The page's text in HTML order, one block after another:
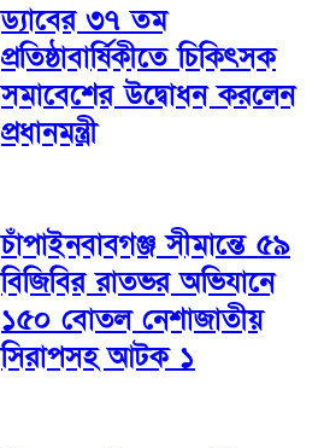
ড্যাবের ৩৭ তম
প্রতিষ্ঠাবার্ষিকীতে চিকিৎসক
সমাবেশের উদ্বোধন করলেন
প্রধানমন্ত্রী
চাঁপাইনবাবগঞ্জ সীমান্তে ৫৯
বিজিবির রাতভর অভিযানে
১৫০ বোতল নেশাজাতীয়
সিরাপসহ আটক ১